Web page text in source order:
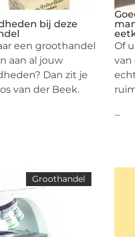
bij deze
een groothandel
aan al jouw
Dan zit je
van der Beek.
Of
van
...
Groothandel